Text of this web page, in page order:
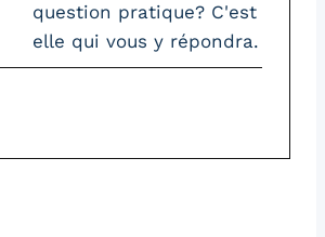
question pratique? C'est
elle qui vous y répondra.